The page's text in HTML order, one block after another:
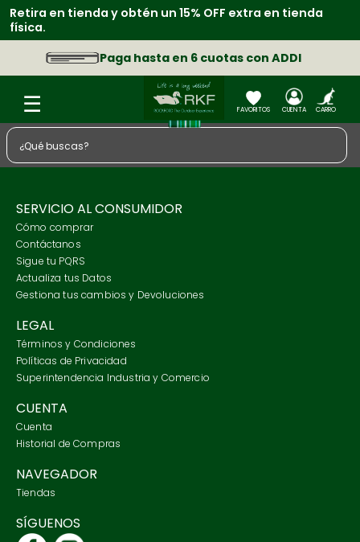
Retira en tienda y obtén un 15% OFF extra en tienda
física.
Paga hasta en 6 cuotas con ADDI
¿Qué buscas?
SERVICIO AL CONSUMIDOR
Cómo comprar
Contáctanos
Sigue tu PQRS
Actualiza tus Datos
Gestiona tus cambios y Devoluciones
LEGAL
Términos y Condiciones
Políticas de Privacidad
Superintendencia Industria y Comercio
CUENTA
Cuenta
Historial de Compras
NAVEGADOR
Tiendas
SÍGUENOS
1.
zapatos
2.
chaquetas
3.
camisa
4
sacos
6.
morral
7.
tarjetero
8.
tenis
9.